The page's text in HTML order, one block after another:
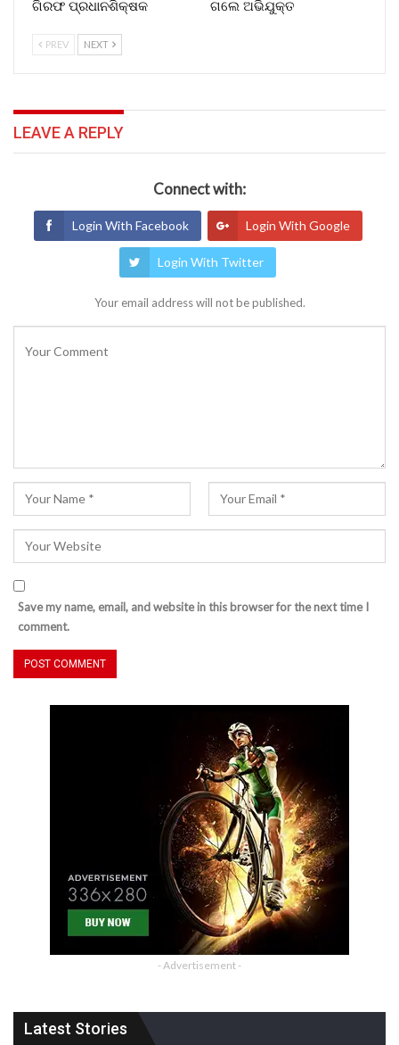
ଗିରଫ ପ୍ରଧାନଶିକ୍ଷକ ଗଲେ ଅଭିଯୁକ୍ତ
PREV NEXT
LEAVE A REPLY
Connect with:
Login With Facebook Login With Google
Login With Twitter
Your email address will not be published.
Save my name, email, and website in this browser for the next time I
comment.
- Advertisement -
Latest Stories